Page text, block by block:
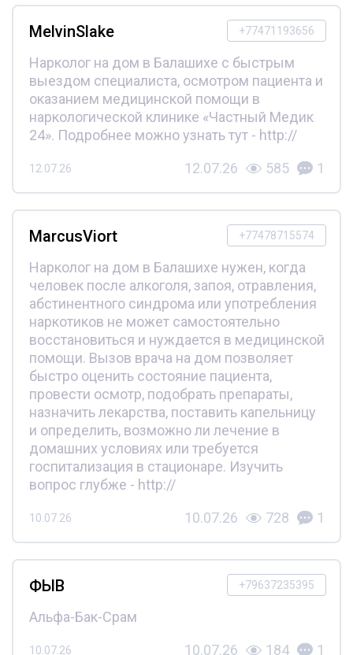
+77471193656
MelvinSlake
Нарколог на дом в Балашихе с быстрым
выездом специалиста, осмотром пациента и
оказанием медицинской помощи в
наркологической клинике «Частный Медик
24». Подробнее можно узнать тут - http://
12.07.26 12.07.26 585 1
+77478715574
MarcusViort
Нарколог на дом в Балашихе нужен, когда
человек после алкоголя, запоя, отравления,
абстинентного синдрома или употребления
наркотиков не может самостоятельно
восстановиться и нуждается в медицинской
помощи. Вызов врача на дом позволяет
быстро оценить состояние пациента,
провести осмотр, подобрать препараты,
назначить лекарства, поставить капельницу
и определить, возможно ли лечение в
домашних условиях или требуется
госпитализация в стационаре. Изучить
вопрос глубже - http://
10.07.26 10.07.26 728 1
+79637235395
ФЫВ
Альфа-Бак-Срам
10.07.26 10.07.26 184 1